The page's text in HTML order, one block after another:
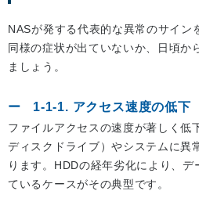
NASが発する代表的な異常のサイン
同様の症状が出ていないか、日頃か
ましょう。
1-1-1. アクセス速度の低下
ファイルアクセスの速度が著しく低
ディスクドライブ）やシステムに異
ります。HDDの経年劣化により、
ているケースがその典型です。